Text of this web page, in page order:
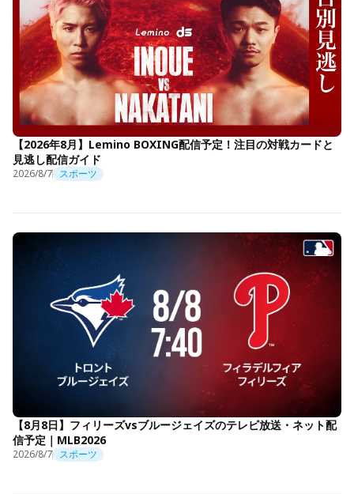
【2026年8月】Lemino BOXING配信予定！注目の対戦カードと
見逃し配信ガイド
2026/8/7 スポーツ
【8月8日】フィリーズvsブルージェイズのテレビ放送・ネット配
信予定｜MLB2026
2026/8/7 スポーツ